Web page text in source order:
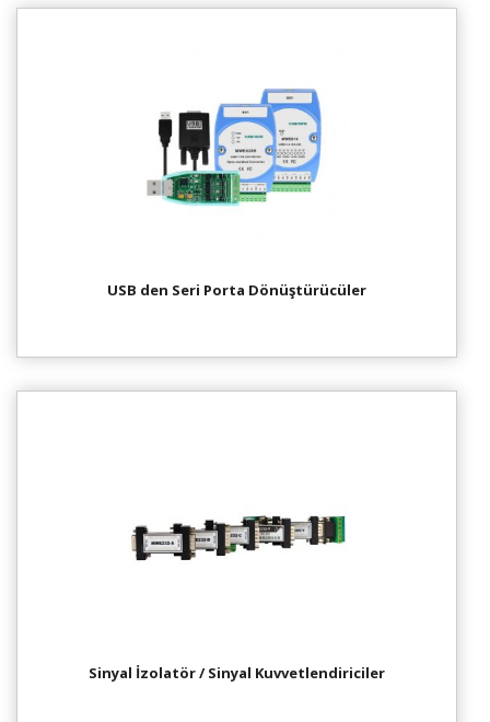
USB den Seri Porta Dönüştürücüler
Sinyal İzolatör / Sinyal Kuvvetlendiriciler